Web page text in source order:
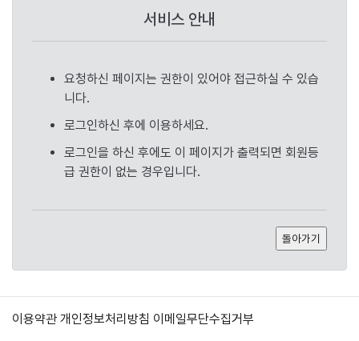
서비스 안내
요청하신 페이지는 권한이 있어야 접근하실 수 있습
니다.
로그인하신 후에 이용하세요.
로그인을 하신 후에도 이 페이지가 출력되면 회원등
급 권한이 없는 경우입니다.
이용약관 개인정보처리방침 이메일무단수집거부